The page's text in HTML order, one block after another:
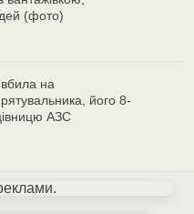
(фото)
на
його 8-
АЗС